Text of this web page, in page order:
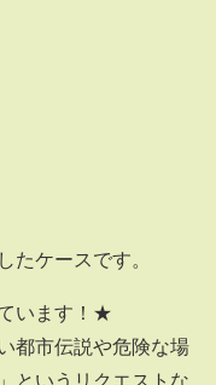
たケースです。
います！★
都市伝説や危険な場
というリクエストな